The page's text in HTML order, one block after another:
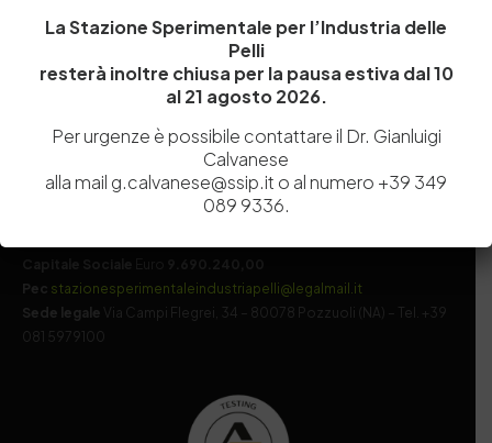
Amministrazione Trasparente
07936981211
Iscrizione REANA 920756
Codice di iscrizione all’Anagrafe Nazionale delle Ricerche del
Pec stazionesperimentaleindustriapelli@legalmail.it
Sede legale
Via Campi Flegrei, 34 – 80078 Pozzuoli (NA) – Tel. +39
081 5979100
La Stazione Sperimentale per l’Industria delle
Pelli
resterà inoltre chiusa per la pausa estiva dal 10
al 21 agosto 2026.
Per urgenze è possibile contattare il Dr. Gianluigi
Calvanese
alla mail g.calvanese@ssip.it o al numero +39 349
089 9336.